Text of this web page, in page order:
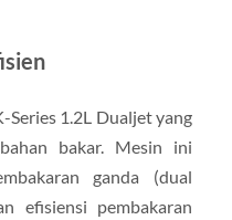
Series 1.2L Dualjet yang
bakar. Mesin ini
ganda (dual
efisiensi pembakaran